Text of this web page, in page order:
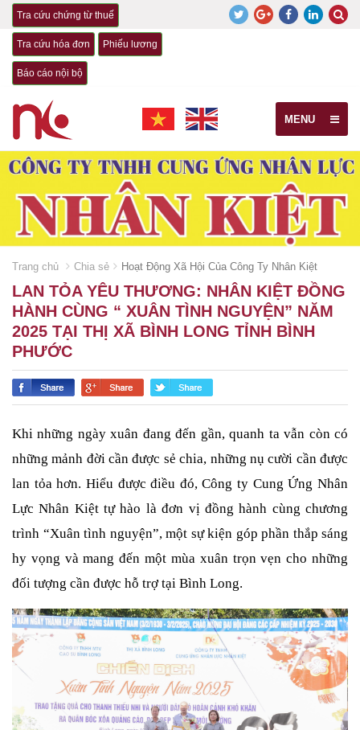
Tra cứu chứng từ thuế
Tra cứu hóa đơn Phiếu lương
Báo cáo nội bộ
MENU
Trang chủ Chia sẻ Hoạt Động Xã Hội Của Công Ty Nhân Kiệt
LAN TỎA YÊU THƯƠNG: NHÂN KIỆT ĐỒNG
HÀNH CÙNG “ XUÂN TÌNH NGUYỆN” NĂM
2025 TẠI THỊ XÃ BÌNH LONG TỈNH BÌNH
PHƯỚC
Khi những ngày xuân đang đến gần, quanh ta vẫn còn có
những mảnh đời cần được sẻ chia, những nụ cười cần được
lan tỏa hơn. Hiểu được điều đó, Công ty Cung Ứng Nhân
Lực Nhân Kiệt tự hào là đơn vị đồng hành cùng chương
trình “Xuân tình nguyện”, một sự kiện góp phần thắp sáng
hy vọng và mang đến một mùa xuân trọn vẹn cho những
đối tượng cần được hỗ trợ tại Bình Long.